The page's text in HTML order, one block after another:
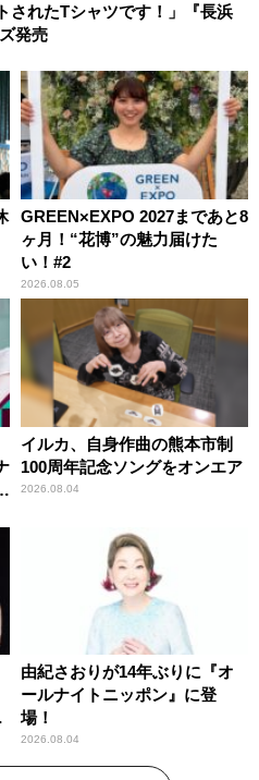
されたTシャツです！」『長浜
発売
GREEN×EXPO 2027まであと8
ヶ月！“花博”の魅力届けた
い！#2
2026.08.05
イルカ、自身作曲の熊本市制
100周年記念ソングをオンエア
2026.08.04
由紀さおりが14年ぶりに『オ
ールナイトニッポン』に登
場！
2026.08.04